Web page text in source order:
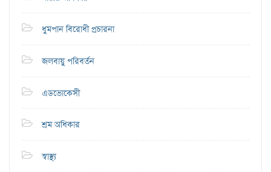
ধুমপান বিরোধী প্রচারনা
জলবায়ু পরিবর্তন
এডভোকেসী
শ্রম অধিকার
স্বাস্থ্য